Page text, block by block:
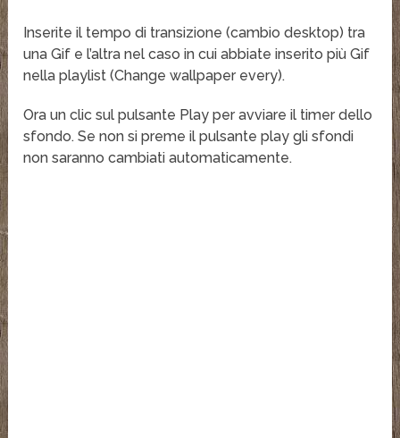
Inserite il tempo di transizione (cambio desktop) tra
una Gif e l’altra nel caso in cui abbiate inserito più Gif
nella playlist (Change wallpaper every).
Ora un clic sul pulsante Play per avviare il timer dello
sfondo. Se non si preme il pulsante play gli sfondi
non saranno cambiati automaticamente.